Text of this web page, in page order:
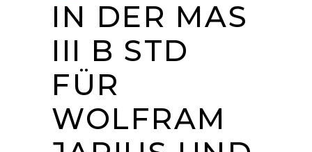
IN DER MAS
III B STD
FÜR
WOLFRAM